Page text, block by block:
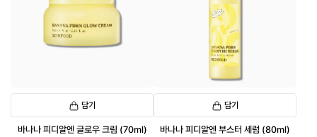
담기
바나나 피디알엔 글로우 크림 (70ml)
담기
바나나 피디알엔 부스터 세럼 (80ml)